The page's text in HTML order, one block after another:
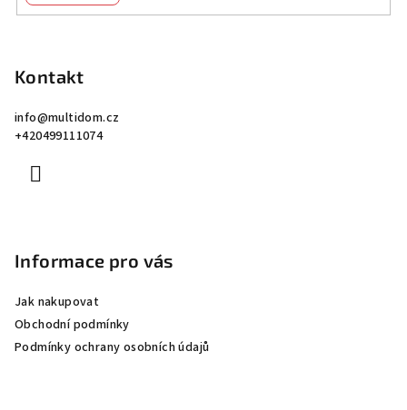
Kontakt
info@multidom.cz
+420499111074
Informace pro vás
Jak nakupovat
Obchodní podmínky
Podmínky ochrany osobních údajů